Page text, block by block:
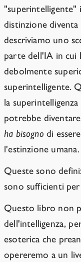
"superintelligente"
distinzione
descriviamo uno
parte dell'IA in cui
debolmente
superintelligente.
la
potrebbe
ha bisogno di
l'estinzione umana.
Queste sono
sono sufficienti
Questo libro non
dell'intelligenza,
esoterica che
opereremo a un